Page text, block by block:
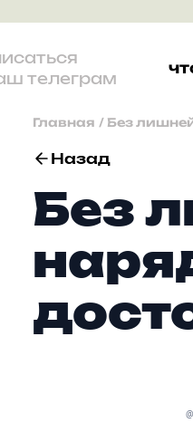
телеграм
Главная / Без
Назад
Без